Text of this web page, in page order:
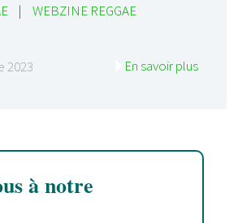
| WEBZINE REGGAE
2023 En savoir plus
à notre